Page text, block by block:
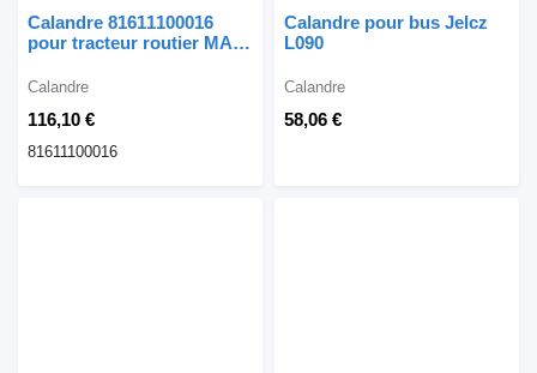
Calandre 81611100016
pour tracteur routier MAN
116,10 €
Calandre
81611100016
Calandre pour bus Jelcz
L090
58,06 €
Calandre